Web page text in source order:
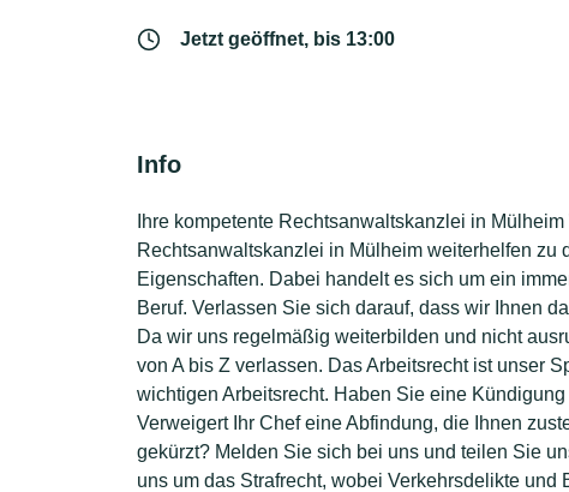
Jetzt geöffnet, bis 13:00
Info
Ihre kompetente Rechtsanwaltskanzlei in
Rechtsanwaltskanzlei in Mülheim weiterhelfen zu
Eigenschaften. Dabei handelt es sich um ein
Beruf. Verlassen Sie sich darauf, dass wir Ihnen
Da wir uns regelmäßig weiterbilden und nicht
von A bis Z verlassen. Das Arbeitsrecht ist unser
wichtigen Arbeitsrecht. Haben Sie eine
Verweigert Ihr Chef eine Abfindung, die Ihnen
gekürzt? Melden Sie sich bei uns und teilen Sie
uns um das Strafrecht, wobei Verkehrsdelikte